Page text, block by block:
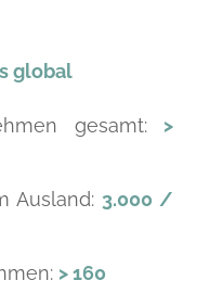
global
gesamt: >
Ausland: 3.000 /
> 160